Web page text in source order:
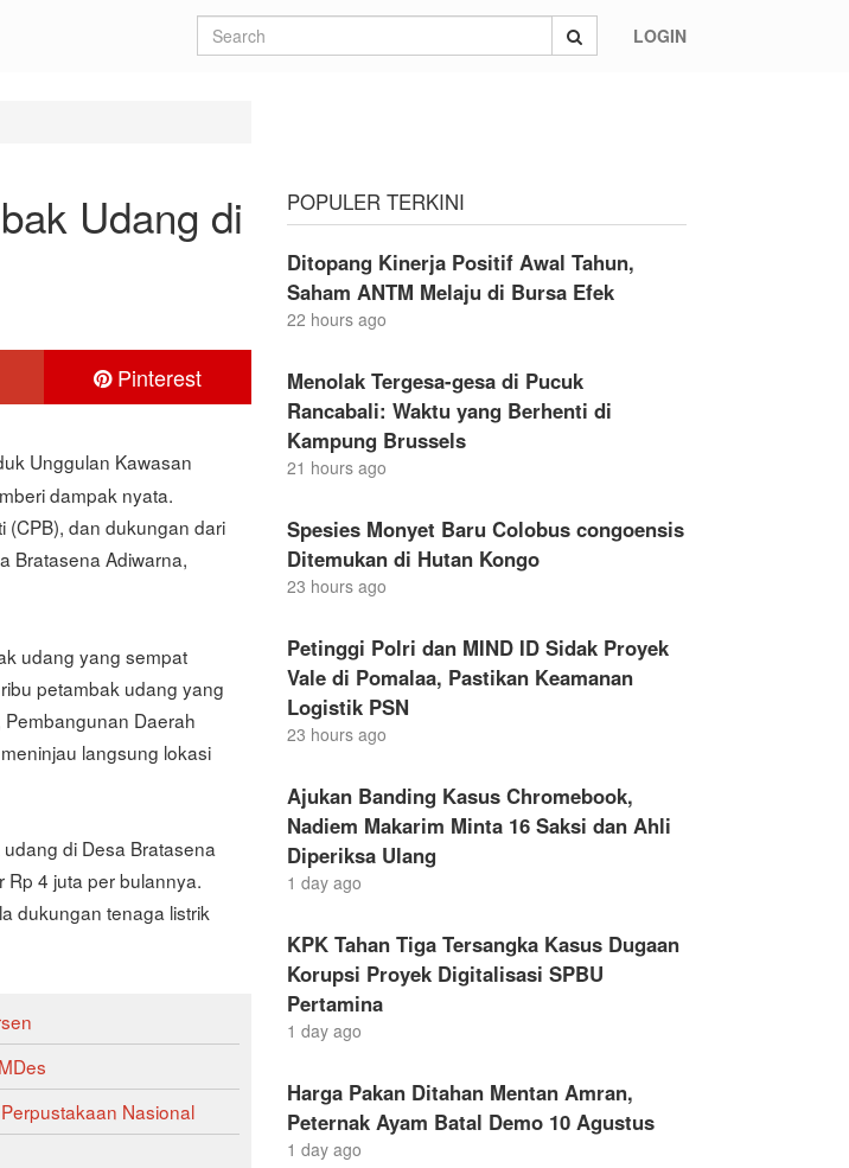
LOGIN
Udang di
Pinterest
Unggulan Kawasan
dampak nyata.
(CPB), dan dukungan dari
Bratasena Adiwarna,
udang yang sempat
petambak udang yang
Daerah
langsung lokasi
di Desa Bratasena
4 juta per bulannya.
dukungan tenaga listrik
Nasional
POPULER TERKINI
Ditopang Kinerja Positif Awal Tahun,
Saham ANTM Melaju di Bursa Efek
22 hours ago
Menolak Tergesa-gesa di Pucuk
Rancabali: Waktu yang Berhenti di
Kampung Brussels
21 hours ago
Spesies Monyet Baru Colobus congoensis
Ditemukan di Hutan Kongo
23 hours ago
Petinggi Polri dan MIND ID Sidak Proyek
Vale di Pomalaa, Pastikan Keamanan
Logistik PSN
23 hours ago
Ajukan Banding Kasus Chromebook,
Nadiem Makarim Minta 16 Saksi dan Ahli
Diperiksa Ulang
1 day ago
KPK Tahan Tiga Tersangka Kasus Dugaan
Korupsi Proyek Digitalisasi SPBU
Pertamina
1 day ago
Harga Pakan Ditahan Mentan Amran,
Peternak Ayam Batal Demo 10 Agustus
1 day ago